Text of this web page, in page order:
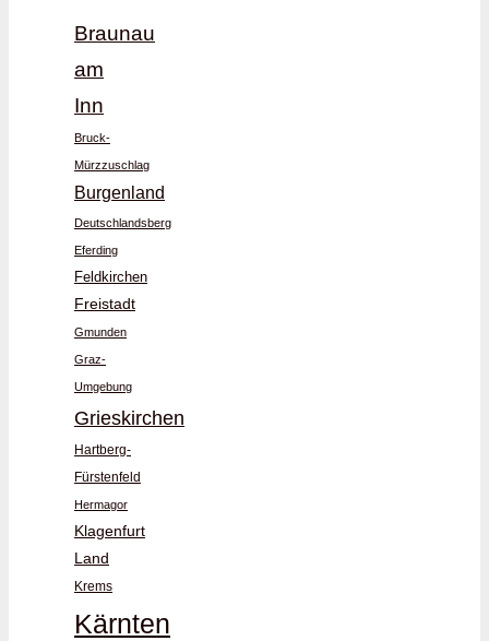
Braunau
am
Inn
Bruck-
Mürzzuschlag
Burgenland
Deutschlandsberg
Eferding
Feldkirchen
Freistadt
Gmunden
Graz-
Umgebung
Grieskirchen
Hartberg-
Fürstenfeld
Hermagor
Klagenfurt
Land
Krems
Kärnten